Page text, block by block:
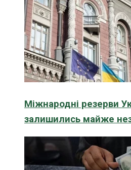
Міжнародні резерви
залишились майже